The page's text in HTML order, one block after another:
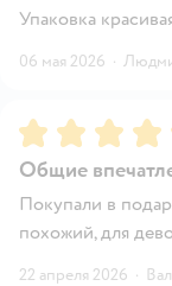
Упаковка
06 мая 2026 ·
Рейтинг:5
Общие
Покупали в
похожий, для
22 апреля 2026 ·